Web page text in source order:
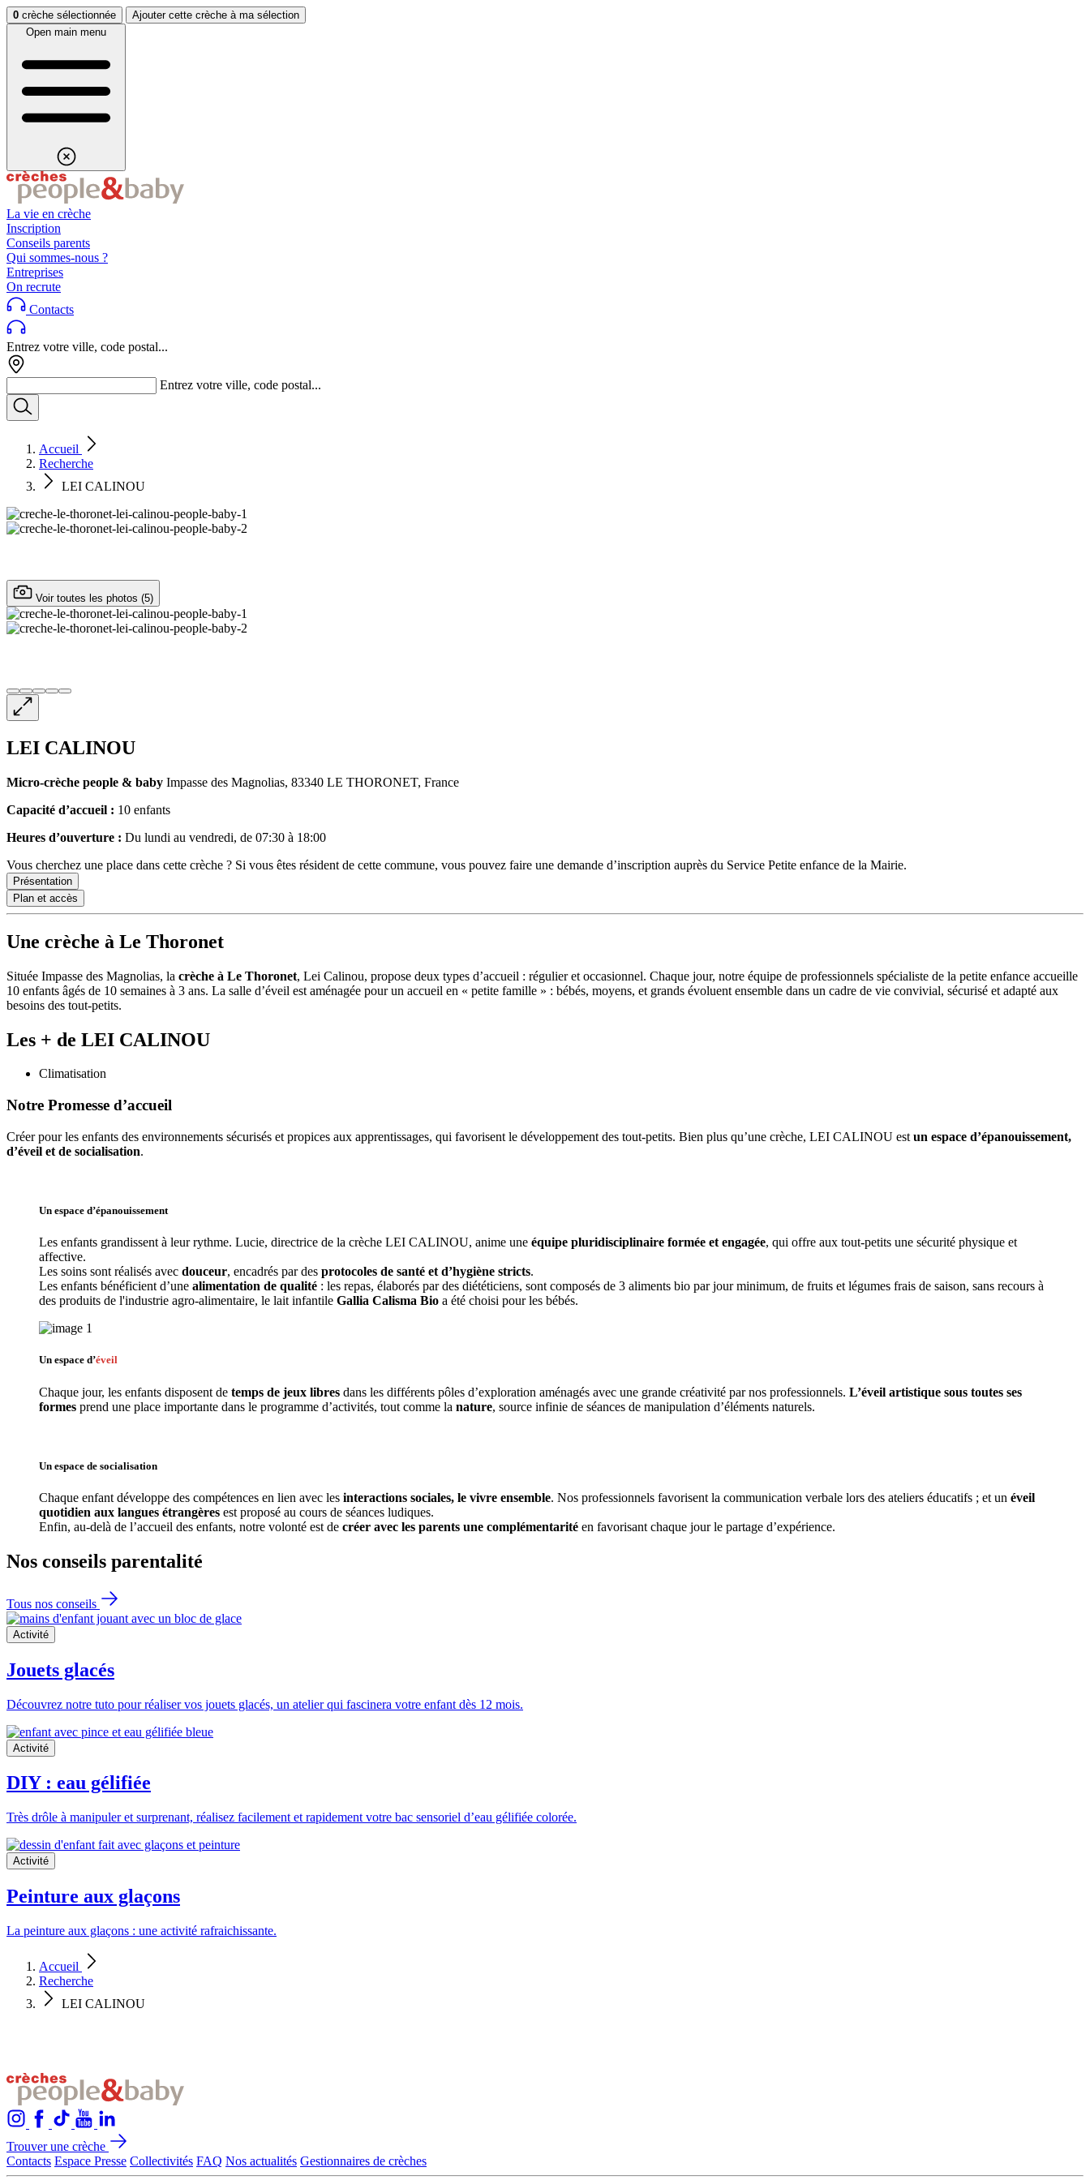
Aller au contenuAller au footer
0 crèche sélectionnée
Ajouter cette crèche à ma sélection
Open main menu
La vie en crèche
Inscription
Conseils parents
Qui sommes-nous ?
Entreprises
On recrute
Contacts
Entrez votre ville, code postal...
Entrez votre ville, code postal...
Accueil
Recherche
LEI CALINOU
Voir toutes les photos (5)
LEI CALINOU
Micro-crèche people & baby Impasse des Magnolias, 83340 LE THORONET, France
Capacité d’accueil : 10 enfants
Heures d’ouverture : Du lundi au vendredi, de 07:30 à 18:00
Vous cherchez une place dans cette crèche ? Si vous êtes résident de cette commune, vous pouvez faire une demande d’inscription auprès du Service Petite enfance de la Mairie.
Présentation
Plan et accès
Une crèche à Le Thoronet
Située Impasse des Magnolias, la crèche à Le Thoronet, Lei Calinou, propose deux types d’accueil : régulier et occasionnel. Chaque jour, notre équipe de professionnels spécialiste de la petite enfance accueille
10 enfants âgés de 10 semaines à 3 ans. La salle d’éveil est aménagée pour un accueil en « petite famille » : bébés, moyens, et grands évoluent ensemble dans un cadre de vie convivial, sécurisé et adapté aux
besoins des tout-petits.
Les + de LEI CALINOU
Climatisation
Notre Promesse d’accueil
Créer pour les enfants des environnements sécurisés et propices aux apprentissages, qui favorisent le développement des tout-petits. Bien plus qu’une crèche, LEI CALINOU est un espace d’épanouissement,
d’éveil et de socialisation.
Un espace d’épanouissement
Les enfants grandissent à leur rythme. Lucie, directrice de la crèche LEI CALINOU, anime une équipe pluridisciplinaire formée et engagée, qui offre aux tout-petits une sécurité physique et
affective.
Les soins sont réalisés avec douceur, encadrés par des protocoles de santé et d’hygiène stricts.
Les enfants bénéficient d’une alimentation de qualité : les repas, élaborés par des diététiciens, sont composés de 3 aliments bio par jour minimum, de fruits et légumes frais de saison, sans recours à
des produits de l'industrie agro-alimentaire, le lait infantile Gallia Calisma Bio a été choisi pour les bébés.
Un espace d’éveil
Chaque jour, les enfants disposent de temps de jeux libres dans les différents pôles d’exploration aménagés avec une grande créativité par nos professionnels. L’éveil artistique sous toutes ses
formes prend une place importante dans le programme d’activités, tout comme la nature, source infinie de séances de manipulation d’éléments naturels.
Un espace de socialisation
Chaque enfant développe des compétences en lien avec les interactions sociales, le vivre ensemble. Nos professionnels favorisent la communication verbale lors des ateliers éducatifs ; et un éveil
quotidien aux langues étrangères est proposé au cours de séances ludiques.
Enfin, au-delà de l’accueil des enfants, notre volonté est de créer avec les parents une complémentarité en favorisant chaque jour le partage d’expérience.
Nos conseils parentalité
Tous nos conseils
Activité
Jouets glacés
Découvrez notre tuto pour réaliser vos jouets glacés, un atelier qui fascinera votre enfant dès 12 mois.
Activité
DIY : eau gélifiée
Très drôle à manipuler et surprenant, réalisez facilement et rapidement votre bac sensoriel d’eau gélifiée colorée.
Activité
Peinture aux glaçons
La peinture aux glaçons : une activité rafraichissante.
Accueil
Recherche
LEI CALINOU
Trouver une crèche
Contacts Espace Presse Collectivités FAQ Nos actualités Gestionnaires de crèches